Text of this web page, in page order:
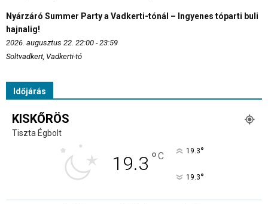
Nyárzáró Summer Party a Vadkerti-tónál – Ingyenes tóparti buli
hajnalig!
2026. augusztus 22. 22:00 - 23:59
Soltvadkert, Vadkerti-tó
Időjárás
KISKŐRÖS
Tiszta Égbolt
19.3 °C 19.3°
19.3°